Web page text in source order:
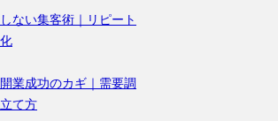
ない集客術｜リピート
業成功のカギ｜需要調
て方